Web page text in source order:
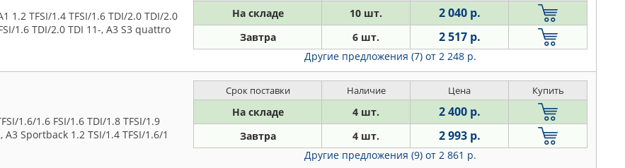
1.2 TFSI/1.4 TFSI/1.6 TDI/2.0 TDI/2.0
1.6 TDI/2.0 TDI 11-, A3 S3 quattro
На складе 10 шт. 2 040 р.
Завтра 6 шт. 2 517 р.
Другие предложения (7) от 2 248 р.
1.6/1.6 FSI/1.6 TDI/1.8 TFSI/1.9
A3 Sportback 1.2 TSI/1.4 TFSI/1.6/1
Срок поставки Наличие Цена Купить
На складе 4 шт. 2 400 р.
Завтра 4 шт. 2 993 р.
Другие предложения (9) от 2 861 р.